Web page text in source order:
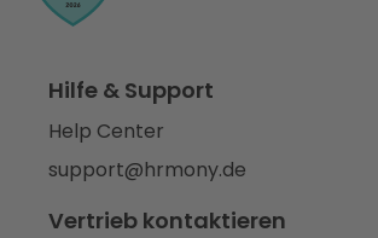
Hilfe & Support
Help Center
support@hrmony.de
Vertrieb kontaktieren